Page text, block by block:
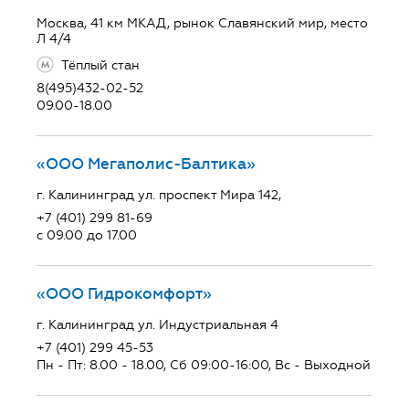
Москва, 41 км МКАД, рынок Славянский мир, место
Л 4/4
Тёплый стан
8(495)432-02-52
09.00-18.00
«ООО Мегаполис-Балтика»
г. Калининград ул. проспект Мира 142,
+7 (401) 299 81-69
с 09.00 до 17.00
«ООО Гидрокомфорт»
г. Калининград ул. Индустриальная 4
+7 (401) 299 45-53
Пн - Пт: 8.00 - 18.00, Сб 09:00-16:00, Вс - Выходной